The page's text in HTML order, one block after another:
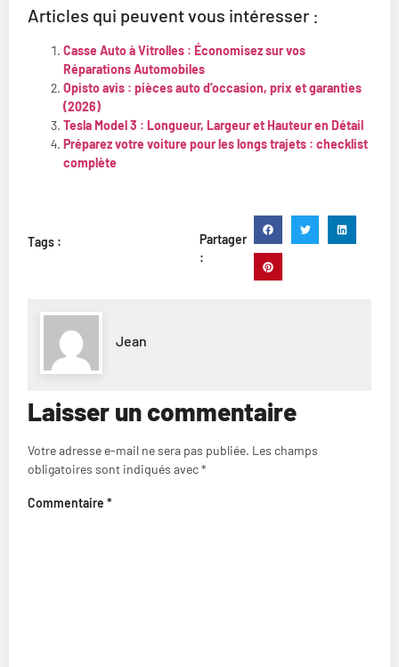
Articles qui peuvent vous intéresser :
Casse Auto à Vitrolles : Économisez sur vos
Réparations Automobiles
Opisto avis : pièces auto d’occasion, prix et garanties
(2026)
Tesla Model 3 : Longueur, Largeur et Hauteur en Détail
Préparez votre voiture pour les longs trajets : checklist
complète
Tags :
Partager
:
Jean
Laisser un commentaire
Votre adresse e-mail ne sera pas publiée. Les champs
obligatoires sont indiqués avec*
Commentaire *